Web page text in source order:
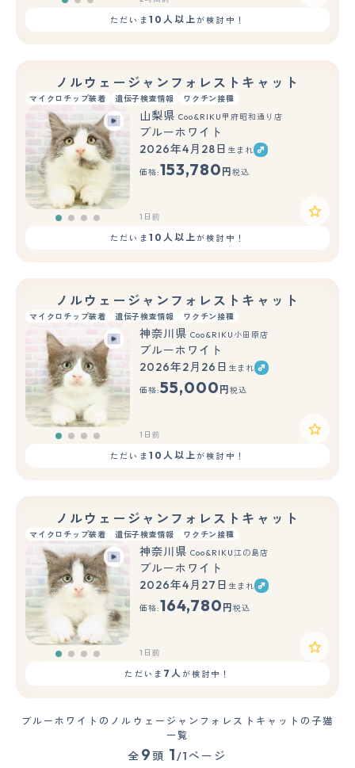
ただいま 10人以上が検討中！
ノルウェージャンフォレストキャット
マイクロチップ装着 遺伝子検査情報 ワクチン接種
山梨県 Coo&RIKU甲府昭和通り店
ブルーホワイト
2026年4月28日 生まれ
価格:153,780 円 税込
1日前
ただいま 10人以上が検討中！
ノルウェージャンフォレストキャット
マイクロチップ装着 遺伝子検査情報 ワクチン接種
神奈川県 Coo&RIKU小田原店
ブルーホワイト
2026年2月26日 生まれ
価格:55,000 円 税込
1日前
ただいま 10人以上が検討中！
ノルウェージャンフォレストキャット
マイクロチップ装着 遺伝子検査情報 ワクチン接種
神奈川県 Coo&RIKU江の島店
ブルーホワイト
2026年4月27日 生まれ
価格:164,780 円 税込
1日前
ただいま 7人が検討中！
ブルーホワイトのノルウェージャンフォレストキャットの子猫
一覧
全 9 頭 1/1ページ